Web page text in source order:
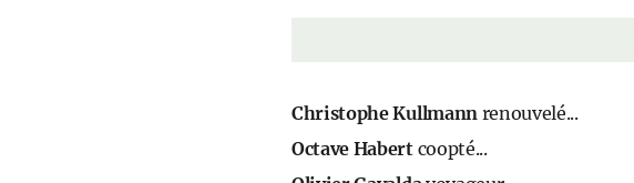
Christophe Kullmann renouvelé...
Octave Habertcoopté...